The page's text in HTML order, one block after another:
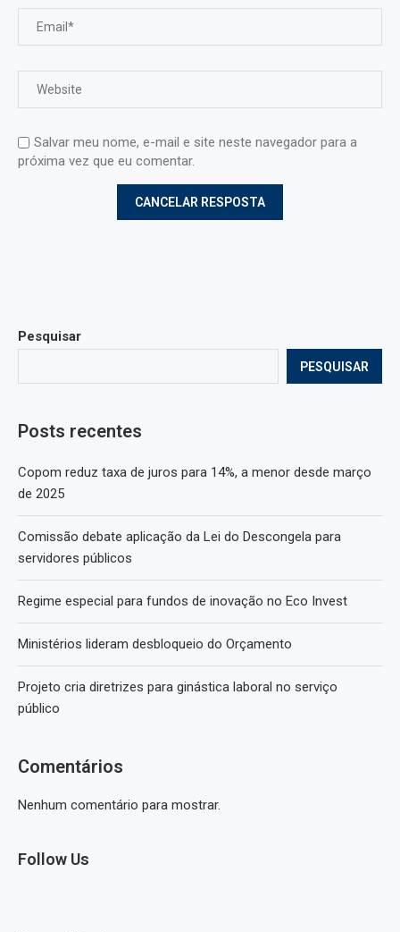
Salvar meu nome, e-mail e site neste navegador para a
próxima vez que eu comentar.
Pesquisar
PESQUISAR
Posts recentes
Copom reduz taxa de juros para 14%, a menor desde março
de 2025
Comissão debate aplicação da Lei do Descongela para
servidores públicos
Regime especial para fundos de inovação no Eco Invest
Ministérios lideram desbloqueio do Orçamento
Projeto cria diretrizes para ginástica laboral no serviço
público
Comentários
Nenhum comentário para mostrar.
Follow Us